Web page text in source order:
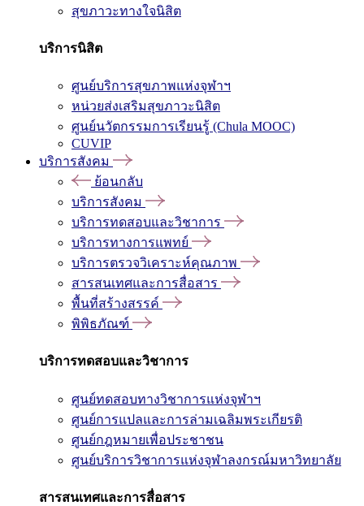
สุขภาวะทางใจนิสิต
บริการนิสิต
ศูนย์บริการสุขภาพแห่งจุฬาฯ
หน่วยส่งเสริมสุขภาวะนิสิต
ศูนย์นวัตกรรมการเรียนรู้ (Chula MOOC)
CUVIP
บริการสังคม
ย้อนกลับ
บริการสังคม
บริการทดสอบและวิชาการ
บริการทางการแพทย์
บริการตรวจวิเคราะห์คุณภาพ
สารสนเทศและการสื่อสาร
พื้นที่สร้างสรรค์
พิพิธภัณฑ์
บริการทดสอบและวิชาการ
ศูนย์ทดสอบทางวิชาการแห่งจุฬาฯ
ศูนย์การแปลและการล่ามเฉลิมพระเกียรติ
ศูนย์กฎหมายเพื่อประชาชน
ศูนย์บริการวิชาการแห่งจุฬาลงกรณ์มหาวิทยาลัย
สารสนเทศและการสื่อสาร